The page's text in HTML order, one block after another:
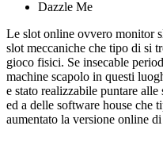
Dazzle Me
Le slot online ovvero monitor
slot meccaniche che tipo di si
gioco fisici. Se insecable
machine scapolo in questi
e stato realizzabile puntare
ed a delle software house che
aumentato la versione online